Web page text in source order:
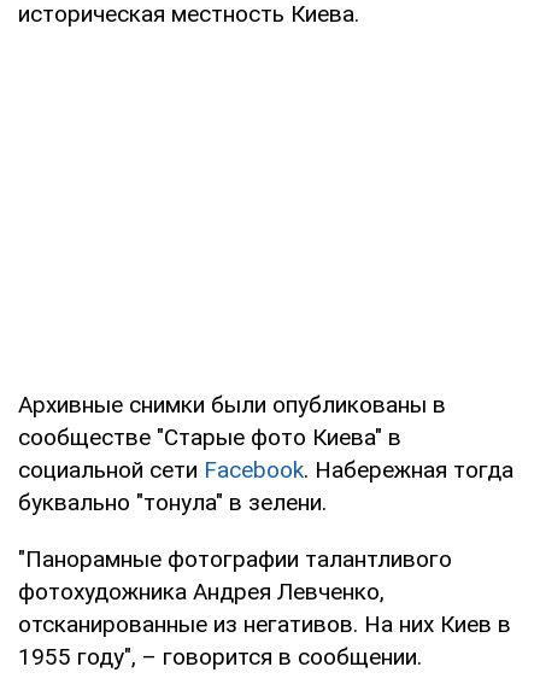
историческая местность Киева.
Архивные снимки были опубликованы в
сообществе "Старые фото Киева" в
социальной сети Facebook. Набережная тогда
буквально "тонула" в зелени.
"Панорамные фотографии талантливого
фотохудожника Андрея Левченко,
отсканированные из негативов. На них Киев в
1955 году", – говорится в сообщении.